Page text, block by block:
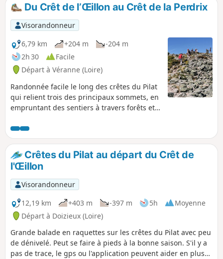
Du Crêt de l’Œillon au Crêt de la Perdrix
Visorandonneur
6,79 km
+204 m
-204 m
2h 30
Facile
Départ à Véranne (Loire)
Randonnée facile le long des crêtes du Pilat
qui relient trois des principaux sommets, en
empruntant des sentiers à travers forêts et
de magnifiques panoramas sur les Alpes, le
Massif Central et la vallée du Rhône.
Crêtes du Pilat au départ du Crêt de
l'Œillon
Visorandonneur
12,19 km
+403 m -397 m 5h
Moyenne
Départ à Doizieux (Loire)
Grande balade en raquettes sur les crêtes du Pilat avec peu
de dénivelé. Peut se faire à pieds à la bonne saison. S'il y a
pas de trace, le gps ou l'application peuvent aider en plus